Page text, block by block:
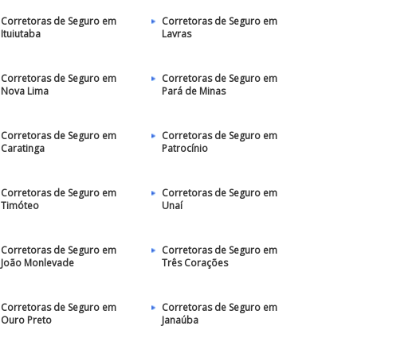
Corretoras de Seguro em
Ituiutaba
Corretoras de Seguro em
Lavras
Corretoras de Seguro em
Nova Lima
Corretoras de Seguro em
Pará de Minas
Corretoras de Seguro em
Caratinga
Corretoras de Seguro em
Patrocínio
Corretoras de Seguro em
Timóteo
Corretoras de Seguro em
Unaí
Corretoras de Seguro em
João Monlevade
Corretoras de Seguro em
Três Corações
Corretoras de Seguro em
Ouro Preto
Corretoras de Seguro em
Janaúba